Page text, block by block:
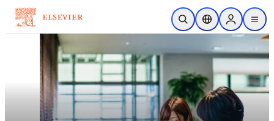
跳转到主内容
开放搜索位置选择器Sign in to
menu